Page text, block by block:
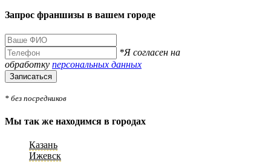
Запрос франшизы в вашем городе
*Я согласен на
обработку персональных данных
Записаться
* без посредников
Мы так же находимся в городах
Казань
Ижевск